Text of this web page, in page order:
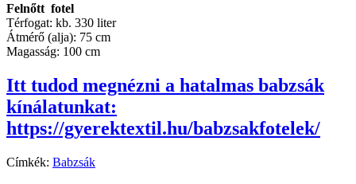
Felnőtt fotel
Térfogat: kb. 330 liter
Átmérő (alja): 75 cm
Magasság: 100 cm
Itt tudod megnézni a hatalmas babzsák
kínálatunkat:
https://gyerektextil.hu/babzsakfotelek/
Címkék: Babzsák